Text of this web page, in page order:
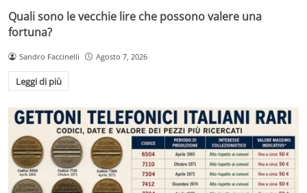
Quali sono le vecchie lire che possono valere una
fortuna?
Sandro Faccinelli Agosto 7, 2026
Leggi di più